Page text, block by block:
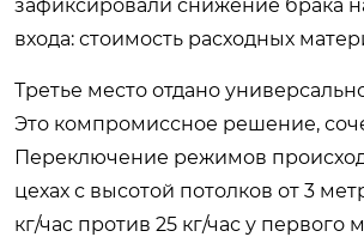
зафиксировали снижение брака
входа: стоимость расходных
Третье место отдано
Это компромиссное решение,
Переключение режимов
цехах с высотой потолков от 3
кг/час против 25 кг/час у